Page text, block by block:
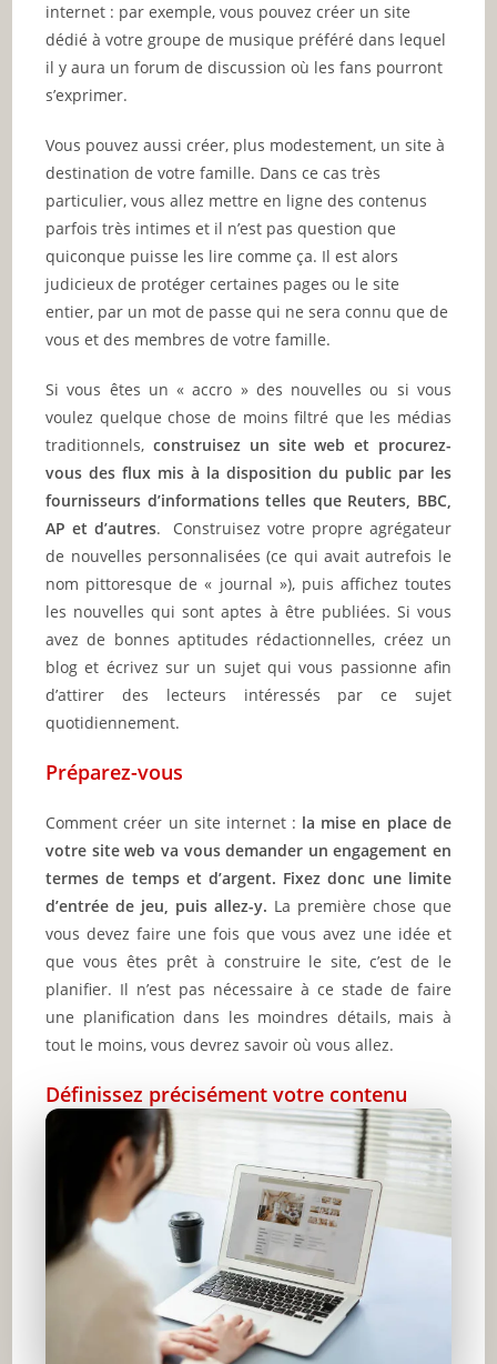
internet : par exemple, vous pouvez créer un site
dédié à votre groupe de musique préféré dans lequel
il y aura un forum de discussion où les fans pourront
s’exprimer.
Vous pouvez aussi créer, plus modestement, un site à
destination de votre famille. Dans ce cas très
particulier, vous allez mettre en ligne des contenus
parfois très intimes et il n’est pas question que
quiconque puisse les lire comme ça. Il est alors
judicieux de protéger certaines pages ou le site
entier, par un mot de passe qui ne sera connu que de
vous et des membres de votre famille.
Si vous êtes un « accro » des nouvelles ou si vous
voulez quelque chose de moins filtré que les médias
traditionnels, construisez un site web et procurez-
vous des flux mis à la disposition du public par les
fournisseurs d’informations telles que Reuters, BBC,
AP et d’autres. Construisez votre propre agrégateur
de nouvelles personnalisées (ce qui avait autrefois le
nom pittoresque de « journal »), puis affichez toutes
les nouvelles qui sont aptes à être publiées. Si vous
avez de bonnes aptitudes rédactionnelles, créez un
blog et écrivez sur un sujet qui vous passionne afin
d’attirer des lecteurs intéressés par ce sujet
quotidiennement.
Préparez-vous
Comment créer un site internet : la mise en place de
votre site web va vous demander un engagement en
termes de temps et d’argent. Fixez donc une limite
d’entrée de jeu, puis allez-y. La première chose que
vous devez faire une fois que vous avez une idée et
que vous êtes prêt à construire le site, c’est de le
planifier. Il n’est pas nécessaire à ce stade de faire
une planification dans les moindres détails, mais à
tout le moins, vous devrez savoir où vous allez.
Définissez précisément votre contenu